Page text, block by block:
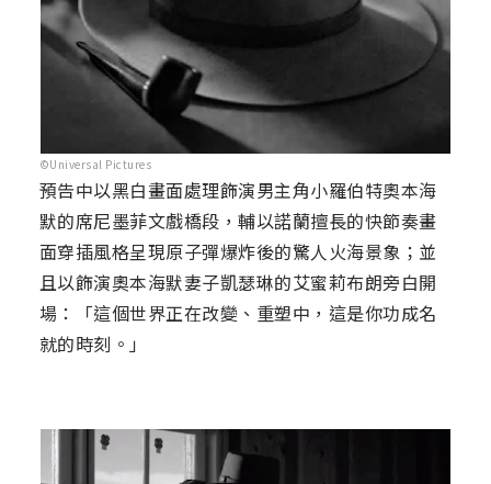
©Universal Pictures
預告中以黑白畫面處理飾演男主角小羅伯特奧本海
默的席尼墨菲文戲橋段，輔以諾蘭擅長的快節奏畫
面穿插風格呈現原子彈爆炸後的驚人火海景象；並
且以飾演奧本海默妻子凱瑟琳的艾蜜莉布朗旁白開
場：「這個世界正在改變、重塑中，這是你功成名
就的時刻。」